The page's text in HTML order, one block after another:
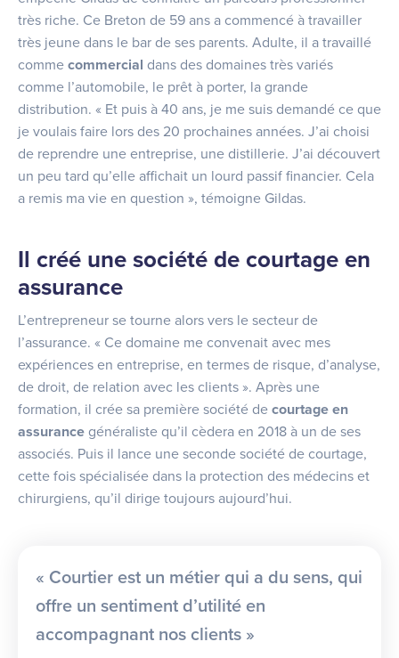
très riche. Ce Breton de 59 ans a commencé à travailler
très jeune dans le bar de ses parents. Adulte, il a travaillé
comme commercial dans des domaines très variés
comme l’automobile, le prêt à porter, la grande
distribution. « Et puis à 40 ans, je me suis demandé ce que
je voulais faire lors des 20 prochaines années. J’ai choisi
de reprendre une entreprise, une distillerie. J’ai découvert
un peu tard qu’elle affichait un lourd passif financier. Cela
a remis ma vie en question », témoigne Gildas.
Il créé une société de courtage en
assurance
L’entrepreneur se tourne alors vers le secteur de
l’assurance. « Ce domaine me convenait avec mes
expériences en entreprise, en termes de risque, d’analyse,
de droit, de relation avec les clients ». Après une
formation, il crée sa première société de courtage en
assurance généraliste qu’il cèdera en 2018 à un de ses
associés. Puis il lance une seconde société de courtage,
cette fois spécialisée dans la protection des médecins et
chirurgiens, qu’il dirige toujours aujourd’hui.
« Courtier est un métier qui a du sens, qui
offre un sentiment d’utilité en
accompagnant nos clients »